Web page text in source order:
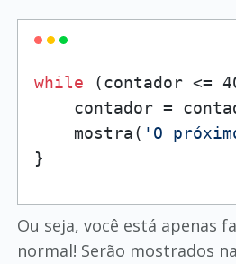
while (contador <=
contador =
    mostra(
'O
}
Ou seja, você está apenas
normal! Serão mostrados